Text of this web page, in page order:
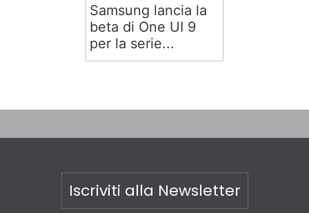
Samsung lancia la
beta di One UI 9
per la serie...
Iscriviti alla Newsletter